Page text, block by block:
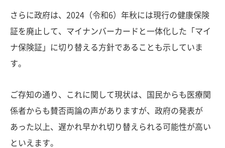
さらに政府は、2024（令和6）年秋には現行の健康保険
証を廃止して、マイナンバーカードと一体化した「マイ
ナ保険証」に切り替える方針であることも示していま
す。
ご存知の通り、これに関して現状は、国民からも医療関
係者からも賛否両論の声がありますが、政府の発表が
あった以上、遅かれ早かれ切り替えられる可能性が高い
といえます。